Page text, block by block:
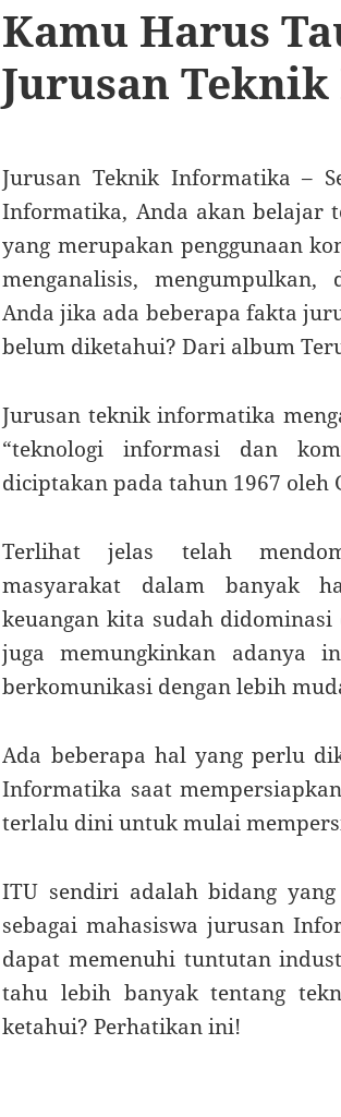
Kamu Harus
Jurusan
Jurusan Teknik Informatika –
Informatika, Anda akan belajar
yang merupakan penggunaan
menganalisis,
Anda jika ada beberapa fakta
belum diketahui? Dari album
Jurusan teknik informatika
“teknologi informasi dan
diciptakan pada tahun 1967 oleh
Terlihat jelas telah
masyarakat dalam banyak
keuangan kita sudah
juga memungkinkan adanya
berkomunikasi dengan lebih
Ada beberapa hal yang perlu
Informatika saat
terlalu dini untuk mulai
ITU sendiri adalah bidang
sebagai mahasiswa jurusan
dapat memenuhi tuntutan
tahu lebih banyak tentang
ketahui? Perhatikan ini!